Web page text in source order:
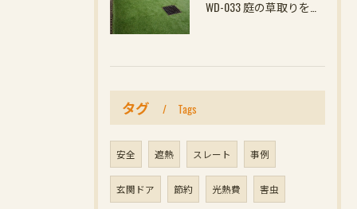
タグ Tags
安全 遮熱 スレート 事例
玄関ドア 節約 光熱費 害虫